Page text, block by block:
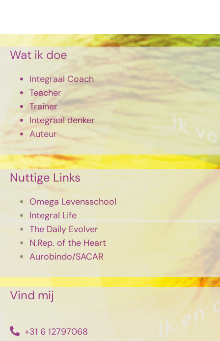
Wat ik doe
Integraal Coach
Teacher
Trainer
Integraal denker
Auteur
Nuttige Links
Omega Levensschool
Integral Life
The Daily Evolver
N.Rep. of the Heart
Aurobindo/SACAR
Vind mij
+31 6 12797068